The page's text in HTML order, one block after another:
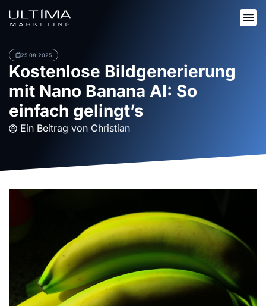
25.08.2025
Kostenlose Bildgenerierung
mit Nano Banana AI: So
einfach gelingt’s
Ein Beitrag von Christian